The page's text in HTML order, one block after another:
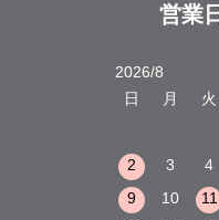
営業
2026/8
日
月 火
2
3 4
9
10 11